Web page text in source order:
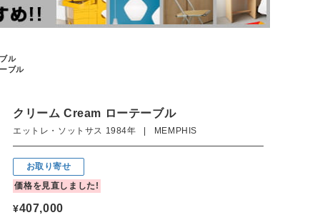
ル
ブル
クリーム Cream ローテーブル
エットレ・ソットサス 1984年 | MEMPHIS
お取り寄せ
価格を見直しました!
¥407,000